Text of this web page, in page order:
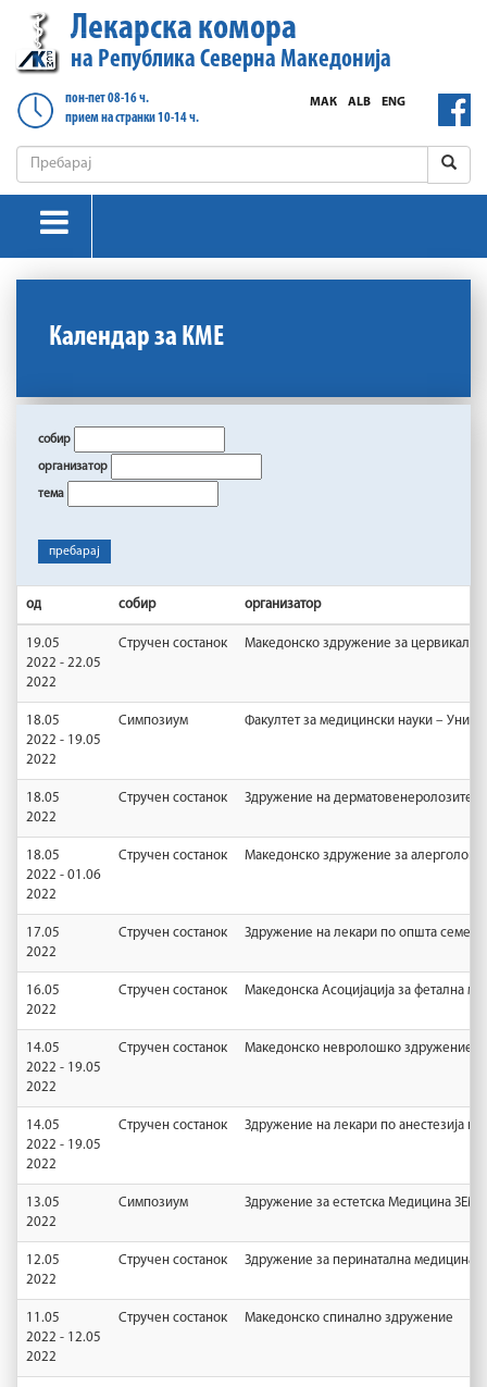
Лекарска комора
на Република Северна Македонија
пон-пет 08-16 ч.
прием на странки 10-14 ч.
ENG
ALB
МАК
Календар за КМЕ
собир
организатор
тема
пребарај
од собир организатор
19.05
2022 - 22.05
2022
Стручен состанок Македонско здружение за
18.05
2022 - 19.05
2022
Симпозиум Факултет за медицински науки –
18.05
2022
Стручен состанок Здружение на дерматовенеролозите
18.05
2022 - 01.06
2022
Стручен состанок Македонско здружение за
17.05
2022
Стручен состанок Здружение на лекари по општа
16.05
2022
Стручен состанок Македонска Асоцијација за фетална
14.05
2022 - 19.05
2022
Стручен состанок Македонско невролошко здружение
14.05
2022 - 19.05
2022
Стручен состанок Здружение на лекари по анестезија
13.05
2022
Симпозиум Здружение за естетска Медицина ЗЕМ-
12.05
2022
Стручен состанок Здружение за перинатална медицина
11.05
2022 - 12.05
2022
Стручен состанок Македонско спинално здружение